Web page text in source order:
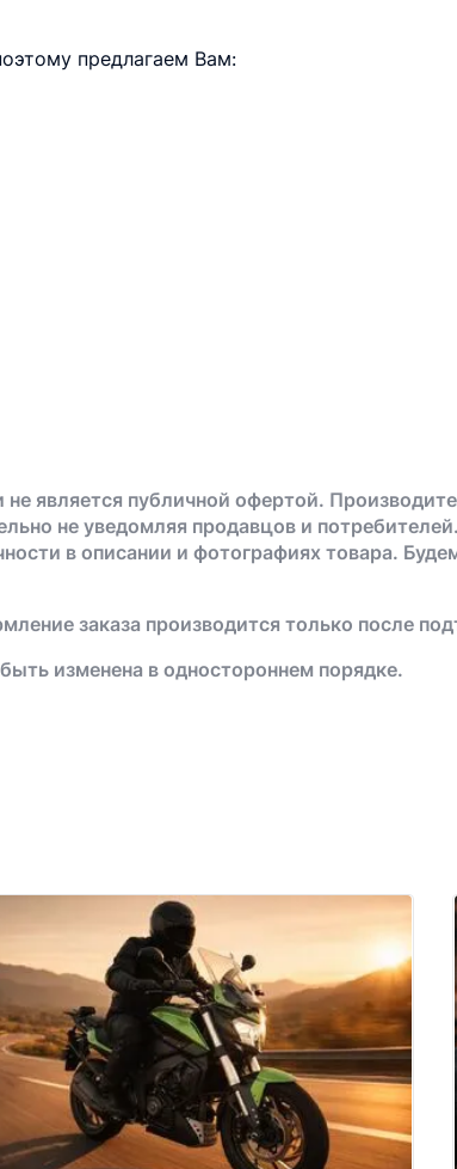
предлагаем Вам:
является публичной офертой.
не уведомляя продавцов и
в описании и фотографиях товара.
заказа производится только после
изменена в одностороннем порядке.